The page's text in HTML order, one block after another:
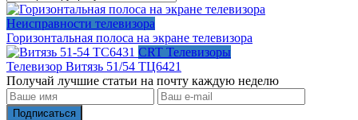
Неисправности телевизора
Горизонтальная полоса на экране телевизора
CRT Телевизоры
Телевизор Витязь 51/54 TЦ6421
Получай лучшие статьи на почту каждую неделю
Подписаться